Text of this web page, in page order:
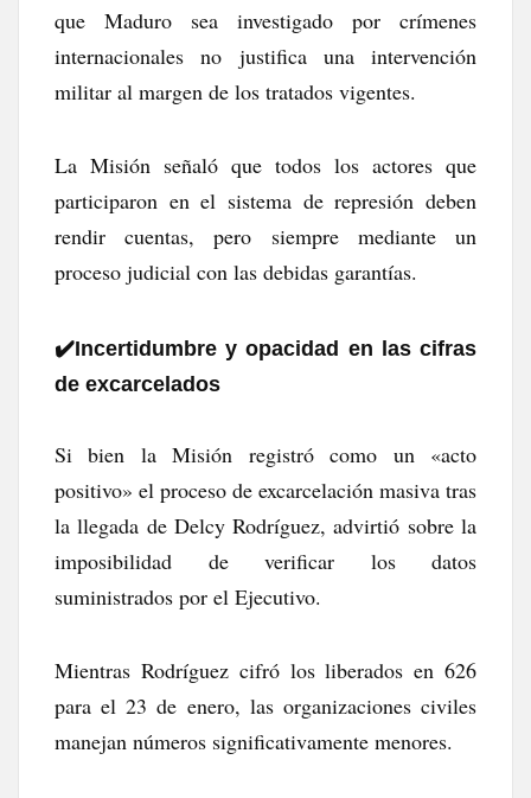
que Maduro sea investigado por crímenes
internacionales no justifica una intervención
militar al margen de los tratados vigentes.
La Misión señaló que todos los actores que
participaron en el sistema de represión deben
rendir cuentas, pero siempre mediante un
proceso judicial con las debidas garantías.
✔️​Incertidumbre y opacidad en las cifras
de excarcelados
Si bien la Misión registró como un «acto
positivo» el proceso de excarcelación masiva tras
la llegada de Delcy Rodríguez, advirtió sobre la
imposibilidad de verificar los datos
suministrados por el Ejecutivo.
Mientras Rodríguez cifró los liberados en 626
para el 23 de enero, las organizaciones civiles
manejan números significativamente menores.